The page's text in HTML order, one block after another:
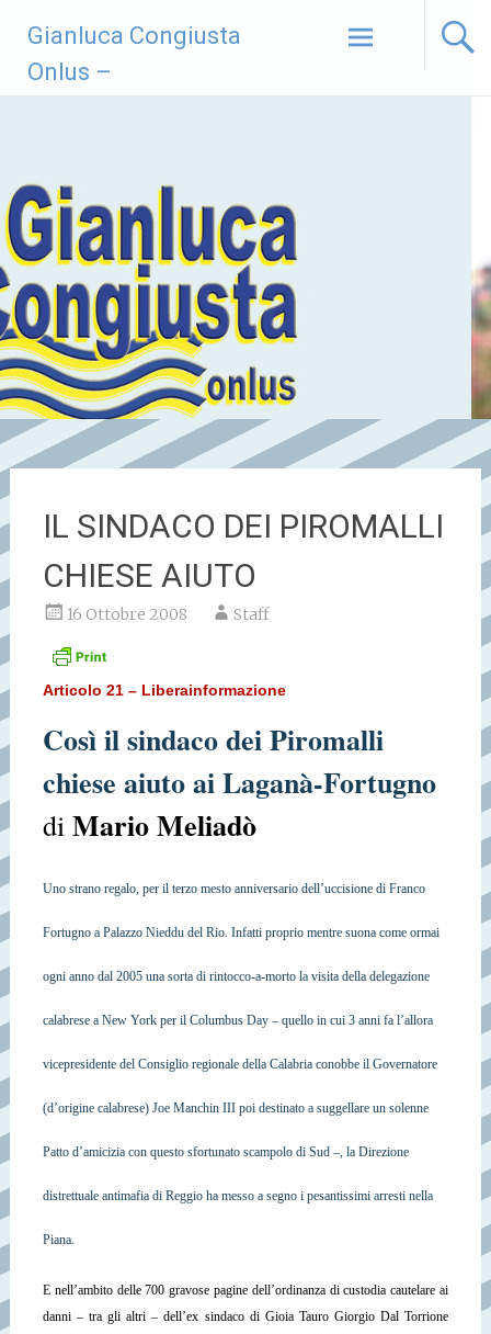
contenuto
Gianluca Congiusta
Onlus –
IL SINDACO DEI PIROMALLI
CHIESE AIUTO
16 Ottobre 2008 Staff
Articolo 21 – Liberainformazione
Così il sindaco dei Piromalli
chiese aiuto ai Laganà-Fortugno
di Mario Meliadò
Uno strano regalo, per il terzo mesto anniversario dell’uccisione di Franco
Fortugno a Palazzo Nieddu del Rio. Infatti proprio mentre suona come ormai
ogni anno dal 2005 una sorta di rintocco-a-morto la visita della delegazione
calabrese a New York per il Columbus Day – quello in cui 3 anni fa l’allora
vicepresidente del Consiglio regionale della Calabria conobbe il Governatore
(d’origine calabrese) Joe Manchin III poi destinato a suggellare un solenne
Patto d’amicizia con questo sfortunato scampolo di Sud –, la Direzione
distrettuale antimafia di Reggio ha messo a segno i pesantissimi arresti nella
Piana.
E nell’ambito delle 700 gravose pagine dell’ordinanza di custodia cautelare ai
danni – tra gli altri – dell’ex sindaco di Gioia Tauro Giorgio Dal Torrione